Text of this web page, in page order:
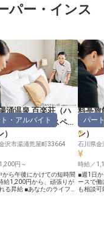
パー・インス
涌温泉 百楽荘（ハ
ーパー・インスペク
）
・アルバイト
沢市湯涌荒屋町33664
円～
から午後にかけての短時間
給1,200円から、頑張りが
る昇給 ■あなたのライフス
料亭旅
ーパ
ン）
パー
石川県金
時給／
■週1日
ースで働
も相談